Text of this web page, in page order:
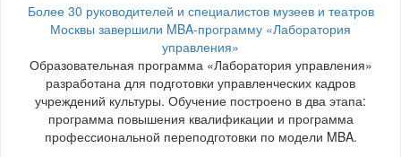
Более 30 руководителей и специалистов музеев и театров
Москвы завершили MBA-программу «Лаборатория
управления»
Образовательная программа «Лаборатория управления»
разработана для подготовки управленческих кадров
учреждений культуры. Обучение построено в два этапа:
программа повышения квалификации и программа
профессиональной переподготовки по модели MBA.